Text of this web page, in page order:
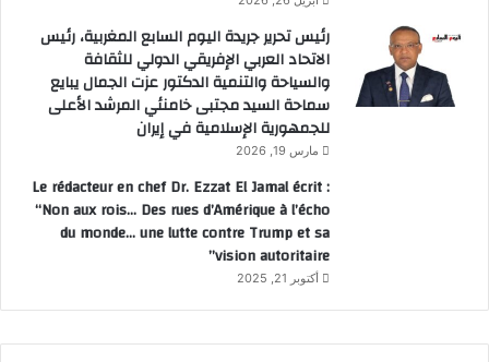
رئيس تحرير جريدة اليوم السابع المغربية، رئيس
الاتحاد العربي الإفريقي الدولي للثقافة
والسياحة والتنمية الدكتور عزت الجمال يبايع
سماحة السيد مجتبى خامنئي المرشد الأعلى
للجمهورية الإسلامية في إيران
مارس 19, 2026
Le rédacteur en chef Dr. Ezzat El Jamal écrit :
“Non aux rois… Des rues d’Amérique à l’écho
du monde… une lutte contre Trump et sa
vision autoritaire”
أكتوبر 21, 2025